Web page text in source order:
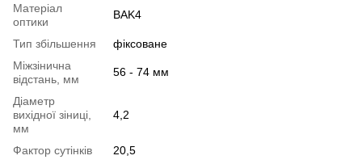
Матеріал
оптики
BAK4
Тип збільшення
фіксоване
Міжзінична
відстань, мм
56 - 74 мм
Діаметр
вихідної зіниці,
мм
4,2
Фактор сутінків
20,5